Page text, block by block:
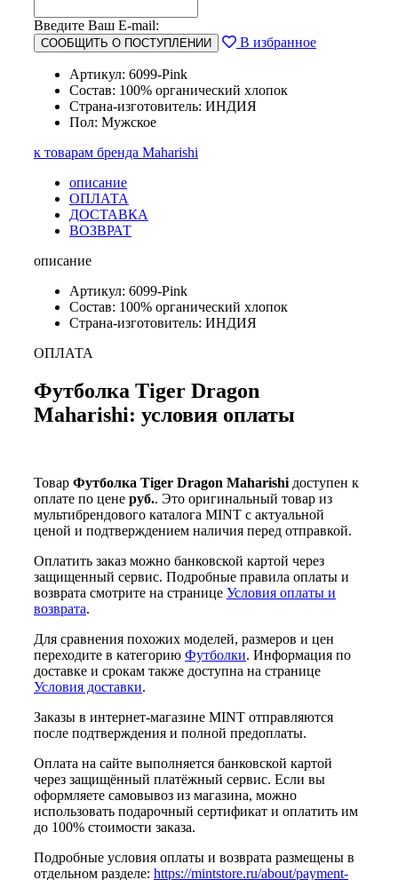
Введите Ваш E-mail:
СООБЩИТЬ О ПОСТУПЛЕНИИ В избранное
Артикул: 6099-Pink
Состав: 100% органический хлопок
Страна-изготовитель: ИНДИЯ
Пол: Мужское
к товарам бренда Maharishi
описание
ОПЛАТА
ДОСТАВКА
ВОЗВРАТ
описание
Артикул: 6099-Pink
Состав: 100% органический хлопок
Страна-изготовитель: ИНДИЯ
ОПЛАТА
Футболка Tiger Dragon
Maharishi: условия оплаты
Товар Футболка Tiger Dragon Maharishi доступен к
оплате по цене руб.. Это оригинальный товар из
мультибрендового каталога MINT с актуальной
ценой и подтверждением наличия перед отправкой.
Оплатить заказ можно банковской картой через
защищенный сервис. Подробные правила оплаты и
возврата смотрите на странице Условия оплаты и
возврата.
Для сравнения похожих моделей, размеров и цен
переходите в категорию Футболки. Информация по
доставке и срокам также доступна на странице
Условия доставки.
Заказы в интернет-магазине MINT отправляются
после подтверждения и полной предоплаты.
Оплата на сайте выполняется банковской картой
через защищённый платёжный сервис. Если вы
оформляете самовывоз из магазина, можно
использовать подарочный сертификат и оплатить им
до 100% стоимости заказа.
Подробные условия оплаты и возврата размещены в
отдельном разделе: https://mintstore.ru/about/payment-